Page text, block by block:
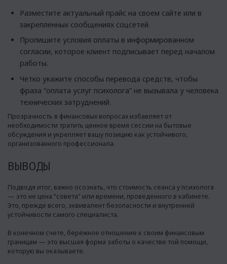
Разместите актуальный прайс на своем сайте или в
закрепленных сообщениях соцсетей.
Пропишите условия оплаты в информированном
согласии, которое клиент подписывает перед началом
работы.
Четко укажите способы перевода средств, чтобы
фраза “оплата услуг психолога” не вызывала у человека
технических затруднений.
Прозрачность в финансовых вопросах избавляет от
необходимости тратить ценное время сессии на бытовые
обсуждения и укрепляет вашу позицию как устойчивого,
организованного профессионала.
ВЫВОДЫ
Подводя итог, важно осознать, что стоимость сеанса у психолога
— это не цена “совета” или времени, проведенного в кабинете.
Это, прежде всего, эквивалент безопасности и внутренней
устойчивости самого специалиста.
В конечном счете, бережное отношение к своим финансовым
границам — это высшая форма заботы о качестве той помощи,
которую вы оказываете.